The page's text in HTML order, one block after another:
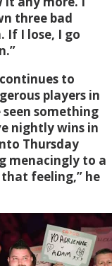
three bad
If I lose, I go
to
players in
something
nightly wins in
Thursday
menacingly to a
feeling,” he